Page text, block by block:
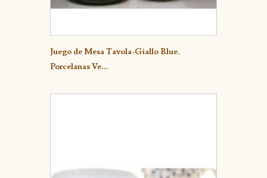
Detalle
Juego de Mesa Tavola-Giallo Blue.
Porcelanas Ve...